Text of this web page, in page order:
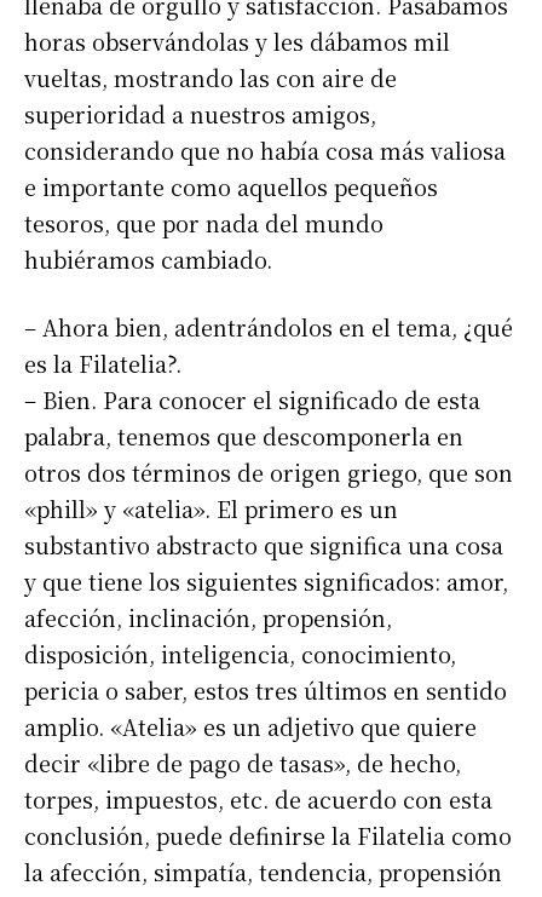
horas observándolas y les dábamos mil
vueltas, mostrando las con aire de
superioridad a nuestros amigos,
considerando que no había cosa más valiosa
e importante como aquellos pequeños
tesoros, que por nada del mundo
hubiéramos cambiado.
– Ahora bien, adentrándolos en el tema, ¿qué
es la Filatelia?.
– Bien. Para conocer el significado de esta
palabra, tenemos que descomponerla en
otros dos términos de origen griego, que son
«phill» y «atelia». El primero es un
substantivo abstracto que significa una cosa
y que tiene los siguientes significados: amor,
afección, inclinación, propensión,
disposición, inteligencia, conocimiento,
pericia o saber, estos tres últimos en sentido
amplio. «Atelia» es un adjetivo que quiere
decir «libre de pago de tasas», de hecho,
torpes, impuestos, etc. de acuerdo con esta
conclusión, puede definirse la Filatelia como
la afección, simpatía, tendencia, propensión